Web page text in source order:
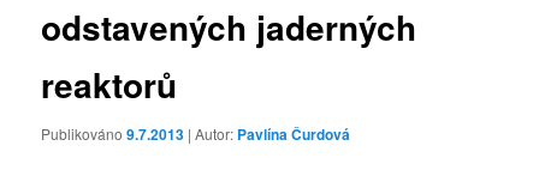
odstavených jaderných
reaktorů
Publikováno9.7.2013 | Autor: Pavlína Čurdová